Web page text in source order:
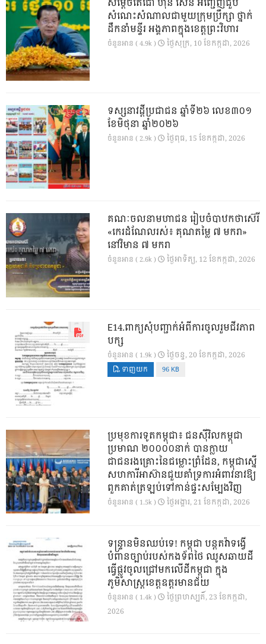
សម្តេចតេជោ ហ៊ុន សែន អញ្ជើញជួប
សំណេះសំណាលជាមួយក្រុមប្រឹក្សា ថ្នាក់
ដឹកនាំមន្ទីរ អង្គភាពក្នុងខេត្តព្រះវិហារ
ចំនួនអាន ( 4.9k ) ថ្ងៃ​សុក្រ, 10 ខែ​កក្កដា, 2026
ទស្សនាវដ្ដីប្រជាជន ឆ្នាំទី២៦ លេខ៣០១
ខែមិថុនា ឆ្នាំ២០២៦
ចំនួនអាន ( 2.9k ) ថ្ងៃ​ពុធ, 15 ខែ​កក្កដា, 2026
គណៈចលនាមហាជន រៀបចំបាឋកថាស៊េរី
«កេរដំណែលរស់៖ គុណតម្លៃ ៧ មករា»
នៅវិមាន ៧ មករា
ចំនួនអាន ( 2.6k ) ថ្ងៃ​អាទិត្យ, 12 ខែ​កក្កដា, 2026
E14.ពាក្យសុំបញ្ជាក់អំពីការចូលរួមជីវភាព
បក្ស
ចំនួនអាន ( 1.9k ) ថ្ងៃ​ចន្ទ, 20 ខែ​កក្កដា, 2026
ទាញយក 96 KB
ប្រមុខការទូតកម្ពុជា៖ ជនស៊ីវិលកម្ពុជា
ប្រមាណ ២០០០០នាក់ បានក្លាយ
ជាជនរងគ្រោះនៃជម្លោះព្រំដែន, កម្ពុជាស្នើ
សហការីអាស៊ានជួយគាំទ្រការអំពាវនាវឱ្យ
ពួកគាត់ត្រឡប់ទៅកាន់ផ្ទះសម្បែងវិញ
ចំនួនអាន ( 1.5k ) ថ្ងៃ​អង្គារ, 21 ខែ​កក្កដា, 2026
ទន្ទ្រានមិនឈប់ទេ! កម្ពុជា បន្តតវ៉ាទង្វើ
បំពានច្បាប់របស់កងទ័ពថៃ ឈូសឆាយដី
ធ្វើផ្លូវចូលជ្រៅមកលើដីកម្ពុជា ក្នុង
ភូមិសាស្ត្រខេត្តឧត្តរមានជ័យ
ចំនួនអាន ( 1.4k )
ថ្ងៃ​ព្រហស្បតិ៍, 23 ខែ​កក្កដា,
2026